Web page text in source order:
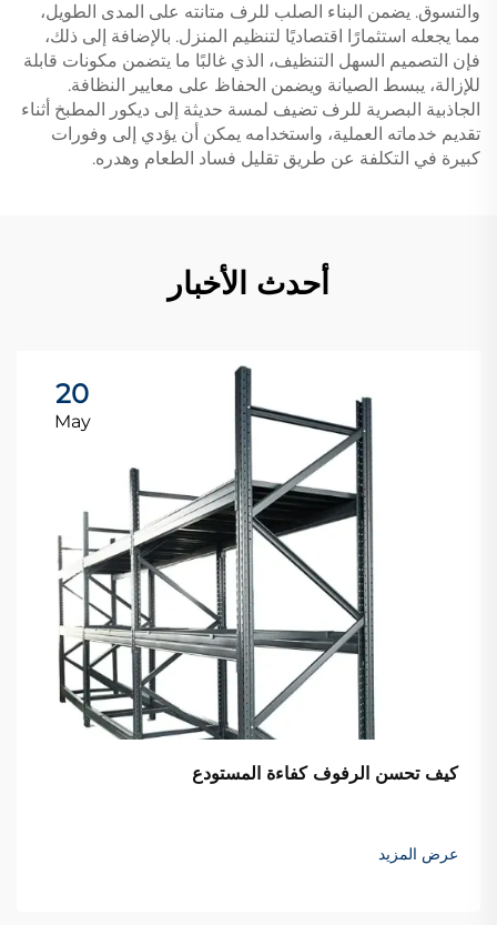
والتسوق. يضمن البناء الصلب للرف متانته على المدى الطويل،
مما يجعله استثمارًا اقتصاديًا لتنظيم المنزل. بالإضافة إلى ذلك،
فإن التصميم السهل التنظيف، الذي غالبًا ما يتضمن مكونات قابلة
للإزالة، يبسط الصيانة ويضمن الحفاظ على معايير النظافة.
الجاذبية البصرية للرف تضيف لمسة حديثة إلى ديكور المطبخ أثناء
تقديم خدماته العملية، واستخدامه يمكن أن يؤدي إلى وفورات
كبيرة في التكلفة عن طريق تقليل فساد الطعام وهدره.
أحدث الأخبار
20
May
كيف تحسن الرفوف كفاءة المستودع
عرض المزيد